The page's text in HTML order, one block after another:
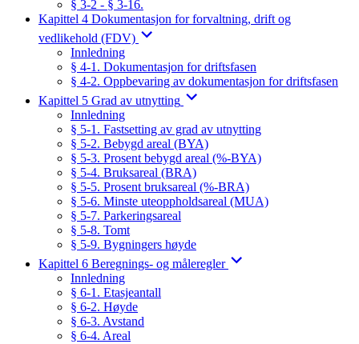
§ 3-2 - § 3-16.
Kapittel 4 Dokumentasjon for forvaltning, drift og
vedlikehold (FDV)
Innledning
§ 4-1. Dokumentasjon for driftsfasen
§ 4-2. Oppbevaring av dokumentasjon for driftsfasen
Kapittel 5 Grad av utnytting
Innledning
§ 5-1. Fastsetting av grad av utnytting
§ 5-2. Bebygd areal (BYA)
§ 5-3. Prosent bebygd areal (%-BYA)
§ 5-4. Bruksareal (BRA)
§ 5-5. Prosent bruksareal (%-BRA)
§ 5-6. Minste uteoppholdsareal (MUA)
§ 5-7. Parkeringsareal
§ 5-8. Tomt
§ 5-9. Bygningers høyde
Kapittel 6 Beregnings- og måleregler
Innledning
§ 6-1. Etasjeantall
§ 6-2. Høyde
§ 6-3. Avstand
§ 6-4. Areal